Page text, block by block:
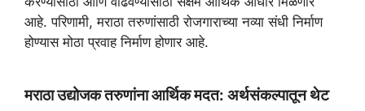
A
p
r
a
o
o
e
r
आहे. परिणामी, मराठा तरुणांसाठी रोजगाराच्या नव्या संधी निर्माण
होण्यास मोठा प्रवाह निर्माण होणार आहे.
मराठा उद्योजक तरुणांना आर्थिक मदत: अर्थसंकल्पातून थेट